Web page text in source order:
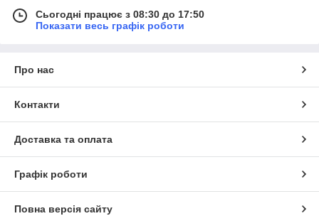
Сьогодні працює з 08:30 до 17:50
Показати весь графік роботи
Про нас
Контакти
Доставка та оплата
Графік роботи
Повна версія сайту